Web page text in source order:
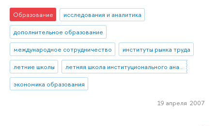
Образование
исследования и аналитика
дополнительное образование
международное сотрудничество
институты рынка труда
летние школы
летняя школа институционального анализа
экономика образования
19 апреля 2007